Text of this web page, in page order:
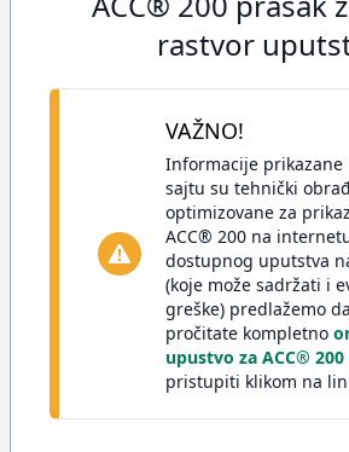
rastvor
VAŽNO!
Informacije prikazane
sajtu su tehnički
optimizovane za
ACC® 200 na
dostupnog uputstva
(koje može sadržati i
greške) predlažemo
pročitate kompletno
upustvo za ACC® 200
pristupiti klikom na